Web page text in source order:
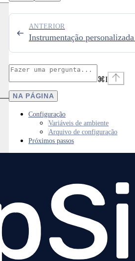
Instrumentação
ANTERIOR
⌘I
NA PÁGINA
Configuração
Variáveis de ambiente
Arquivo de configuração
Próximos passos